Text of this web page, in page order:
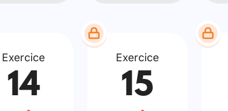
Exercice
14
Exercice
15